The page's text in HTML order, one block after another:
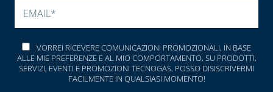
LIVELLO E
ACCESSORI
VORREI RICEVERE COMUNICAZIONI PROMOZIONALI, IN BASE
ALLE MIE PREFERENZE E AL MIO COMPORTAMENTO, SU PRODOTTI,
SERVIZI, EVENTI E PROMOZIONI TECNOGAS. POSSO DISISCRIVERMI
FACILMENTE IN QUALSIASI MOMENTO!